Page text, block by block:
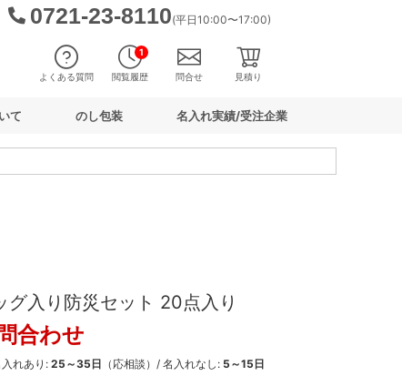
0721-23-8110(平日10:00〜17:00)
よくある質問 閲覧履歴
1
問合せ 見積り
て のし包装 名入れ実績/受注企業
グ入り防災セット 20点入り
合わせ
れあり:25～35日 （応相談）/ 名入れなし: 5～15日